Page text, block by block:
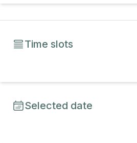
Time slots
Selected date